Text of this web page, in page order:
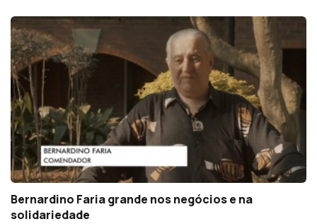
Bernardino Faria grande nos negócios e na
solidariedade